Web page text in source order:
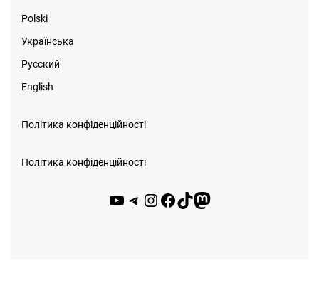
Polski
Українська
Русский
English
Політика конфіденційності
Політика конфіденційності
YouTube
Telegram
Instagram
Facebook
TikTok
Mastodon